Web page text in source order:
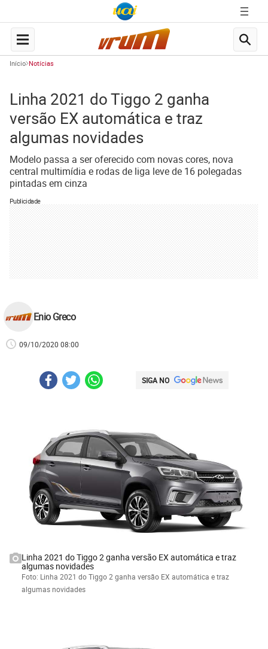
Início Notícias
Linha 2021 do Tiggo 2 ganha
versão EX automática e traz
algumas novidades
Modelo passa a ser oferecido com novas cores, nova
central multimídia e rodas de liga leve de 16 polegadas
pintadas em cinza
Publicidade
Enio Greco
09/10/2020 08:00
SIGA NO
Linha 2021 do Tiggo 2 ganha versão EX automática e traz
algumas novidades
Foto: Linha 2021 do Tiggo 2 ganha versão EX automática e traz
algumas novidades